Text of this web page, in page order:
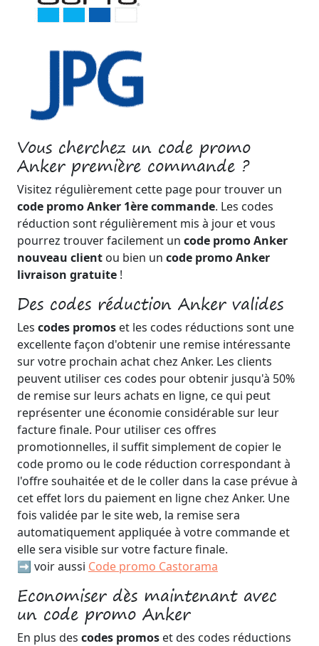
Vous cherchez un code promo
Anker première commande ?
Visitez régulièrement cette page pour trouver un
code promo Anker 1ère commande. Les codes
réduction sont régulièrement mis à jour et vous
pourrez trouver facilement un code promo Anker
nouveau client ou bien un code promo Anker
livraison gratuite !
Des codes réduction Anker valides
Les codes promos et les codes réductions sont une
excellente façon d'obtenir une remise intéressante
sur votre prochain achat chez Anker. Les clients
peuvent utiliser ces codes pour obtenir jusqu'à 50%
de remise sur leurs achats en ligne, ce qui peut
représenter une économie considérable sur leur
facture finale. Pour utiliser ces offres
promotionnelles, il suffit simplement de copier le
code promo ou le code réduction correspondant à
l'offre souhaitée et de le coller dans la case prévue à
cet effet lors du paiement en ligne chez Anker. Une
fois validée par le site web, la remise sera
automatiquement appliquée à votre commande et
elle sera visible sur votre facture finale.
➡️ voir aussi Code promo Castorama
Economiser dès maintenant avec
un code promo Anker
En plus des codes promos et des codes réductions